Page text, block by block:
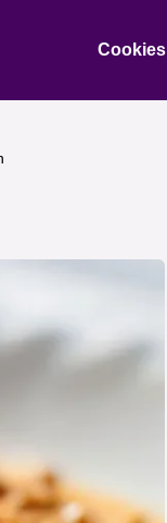
Cookies